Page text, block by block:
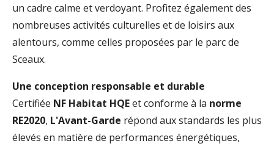
un cadre calme et verdoyant. Profitez également des
nombreuses activités culturelles et de loisirs aux
alentours, comme celles proposées par le parc de
Sceaux.
Une conception responsable et durable
Certifiée NF Habitat HQEet conforme à la norme
RE2020, L'Avant-Garde répond aux standards les plus
élevés en matière de performances énergétiques,